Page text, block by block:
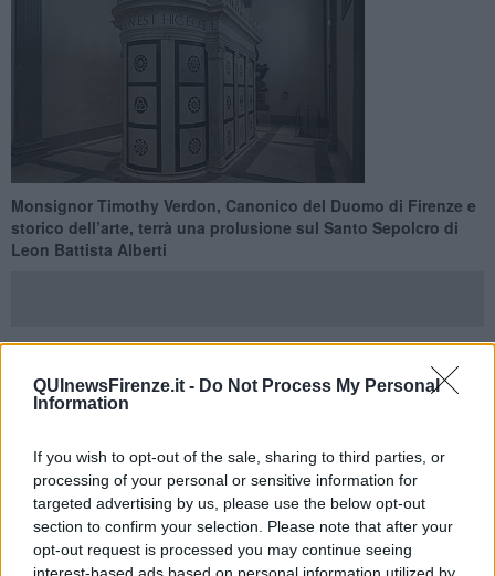
QUInewsFirenze.it - Do Not Process My Personal
Information
If you wish to opt-out of the sale, sharing to third parties, or
processing of your personal or sensitive information for
targeted advertising by us, please use the below opt-out
section to confirm your selection. Please note that after your
opt-out request is processed you may continue seeing
Monsignor Timothy Verdon, Canonico del Duomo di Firenze e
storico dell’arte, terrà una prolusione sul Santo Sepolcro di
Leon Battista Alberti
FIRENZE —Venerdì Santo il Museo Marino Marini di Firenze,
unico museo di arte contemporanea di Firenze e unico al mondo
speciale e straordinario che intende coniugare arte e spiritualità e
offrire un’occasione di meditazione.
Venerdì 10 aprile, alle ore 19:00, in occasione delle celebrazioni
prepasquali, sarà visibile sui Social Network e sulla homepage del
sito del Museo (www.museomarinomarini.it) l’illuminazione a